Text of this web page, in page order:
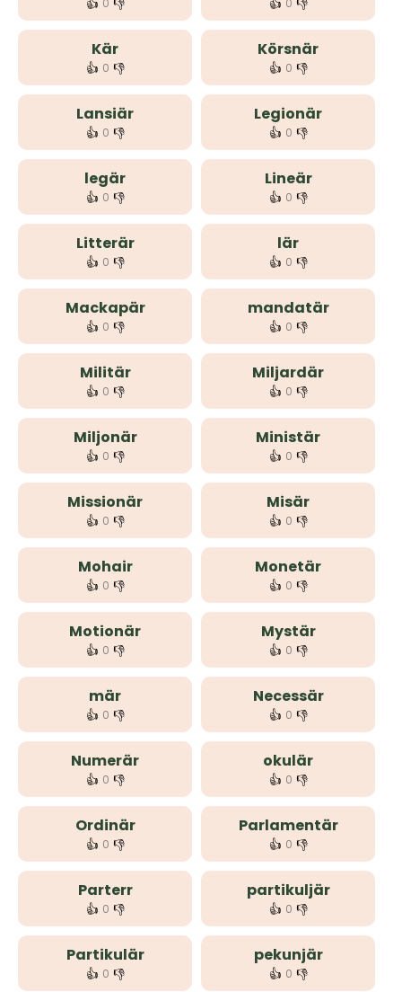
👍 0 👎 👍 0 👎
Kär
👍 0 👎
Körsnär
👍 0 👎
Lansiär
👍 0 👎
Legionär
👍 0 👎
legär
👍 0 👎
Lineär
👍 0 👎
Litterär
👍 0 👎
lär
👍 0 👎
Mackapär
👍 0 👎
mandatär
👍 0 👎
Militär
👍 0 👎
Miljardär
👍 0 👎
Miljonär
👍 0 👎
Ministär
👍 0 👎
Missionär
👍 0 👎
Misär
👍 0 👎
Mohair
👍 0 👎
Monetär
👍 0 👎
Motionär
👍 0 👎
Mystär
👍 0 👎
mär
👍 0 👎
Necessär
👍 0 👎
Numerär
👍 0 👎
okulär
👍 0 👎
Ordinär
👍 0 👎
Parlamentär
👍 0 👎
Parterr
👍 0 👎
partikuljär
👍 0 👎
Partikulär
👍 0 👎
pekunjär
👍 0 👎